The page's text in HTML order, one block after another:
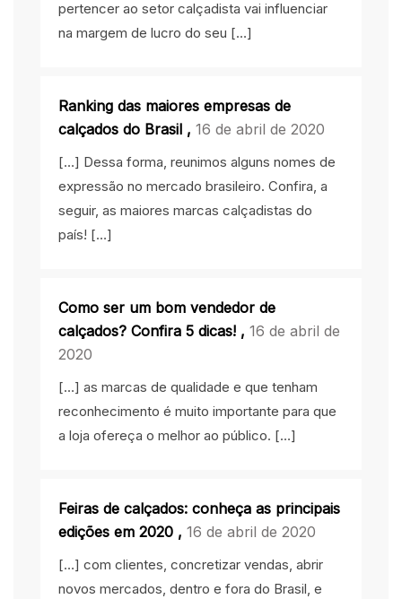
pertencer ao setor calçadista vai influenciar
na margem de lucro do seu […]
Ranking das maiores empresas de
calçados do Brasil , 16 de abril de 2020
[…] Dessa forma, reunimos alguns nomes de
expressão no mercado brasileiro. Confira, a
seguir, as maiores marcas calçadistas do
país! […]
Como ser um bom vendedor de
calçados? Confira 5 dicas! , 16 de abril de
2020
[…] as marcas de qualidade e que tenham
reconhecimento é muito importante para que
a loja ofereça o melhor ao público. […]
Feiras de calçados: conheça as principais
edições em 2020 , 16 de abril de 2020
[…] com clientes, concretizar vendas, abrir
novos mercados, dentro e fora do Brasil, e